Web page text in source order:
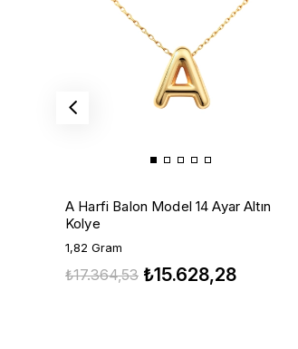
A Harfi Balon Model 14 Ayar Altın
Kolye
1,82 Gram
₺15.628,28
₺17.364,53